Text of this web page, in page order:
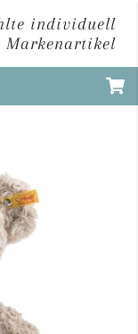
individuell
Markenartikel